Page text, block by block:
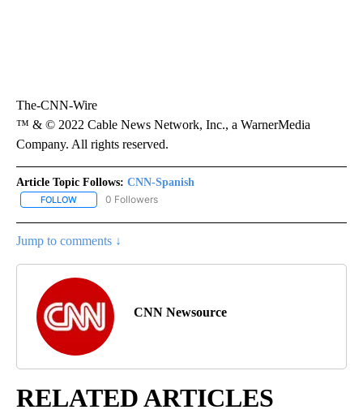
The-CNN-Wire
™ & © 2022 Cable News Network, Inc., a WarnerMedia
Company. All rights reserved.
Article Topic Follows: CNN-Spanish
FOLLOW FOLLOW "CNN-SPANISH" TO RECEIVE NOTIFICATIONS ABOUT
0 Followers
Jump to comments ↓
CNN Newsource
RELATED ARTICLES